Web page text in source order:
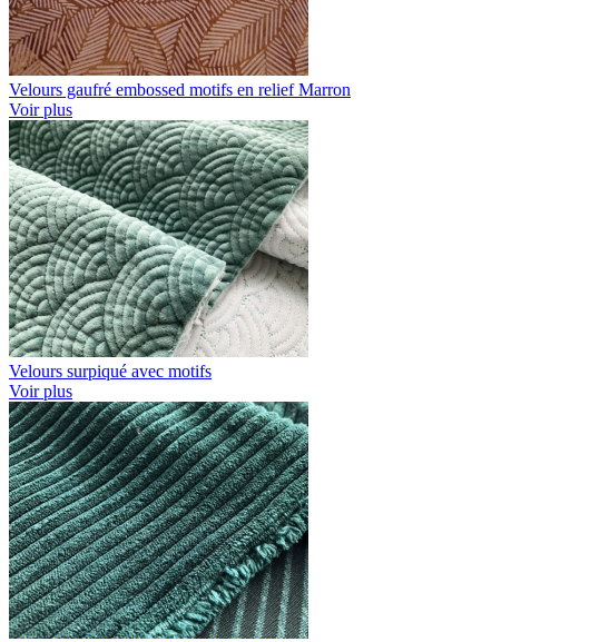
Velours gaufré embossed motifs en relief Marron
Voir plus
Velours surpiqué avec motifs
Voir plus